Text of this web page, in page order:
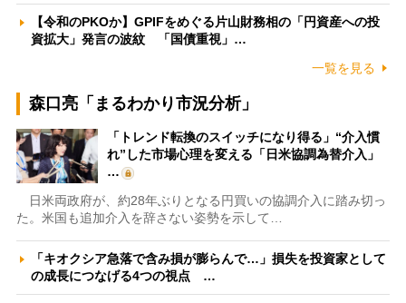
【令和のPKOか】GPIFをめぐる片山財務相の「円資産への投
資拡大」発言の波紋 「国債重視」…
一覧を見る
森口亮「まるわかり市況分析」
「トレンド転換のスイッチになり得る」“介入慣
れ”した市場心理を変える「日米協調為替介入」
…
日米両政府が、約28年ぶりとなる円買いの協調介入に踏み切っ
た。米国も追加介入を辞さない姿勢を示して…
「キオクシア急落で含み損が膨らんで…」損失を投資家として
の成長につなげる4つの視点 …